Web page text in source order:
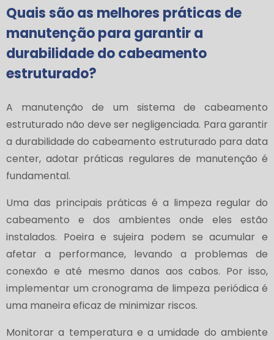
Quais são as melhores práticas de
manutenção para garantir a
durabilidade do cabeamento
estruturado?
A manutenção de um sistema de cabeamento
estruturado não deve ser negligenciada. Para garantir
a durabilidade do cabeamento estruturado para data
center, adotar práticas regulares de manutenção é
fundamental.
Uma das principais práticas é a limpeza regular do
cabeamento e dos ambientes onde eles estão
instalados. Poeira e sujeira podem se acumular e
afetar a performance, levando a problemas de
conexão e até mesmo danos aos cabos. Por isso,
implementar um cronograma de limpeza periódica é
uma maneira eficaz de minimizar riscos.
Monitorar a temperatura e a umidade do ambiente